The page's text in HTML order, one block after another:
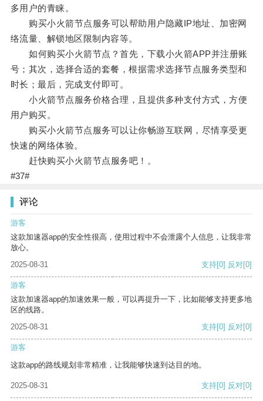
多用户的青睐。
购买小火箭节点服务可以帮助用户隐藏IP地址、加密网
络流量、解锁地区限制内容等。
如何购买小火箭节点？首先，下载小火箭APP并注册账
号；其次，选择合适的套餐，根据需求选择节点服务类型和
时长；最后，完成支付即可。
小火箭节点服务价格合理，且提供多种支付方式，方便
用户购买。
购买小火箭节点服务可以让你畅游互联网，尽情享受更
快速的网络体验。
赶快购买小火箭节点服务吧！。
#37#
评论
游客
这款加速器app的安全性很高，使用过程中不会泄露个人信息，让我非常
放心。
2025-08-31
支持[0] 反对[0]
游客
这款加速器app的加速效果一般，可以再提升一下，比如能够支持更多地
区的线路。
2025-08-31
支持[0] 反对[0]
游客
这款app的路线规划非常精准，让我能够快速到达目的地。
2025-08-31 支持[0] 反对[0]